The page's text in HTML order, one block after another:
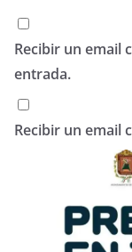
Recibir un email
entrada.
Recibir un email